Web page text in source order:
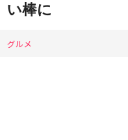
い棒に
グルメ